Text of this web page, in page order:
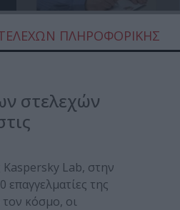
ΠΛΗΡΟΦΟΡΙΚΉΣ
στελεχών
Lab, στην
επαγγελματίες της
κόσμο, οι